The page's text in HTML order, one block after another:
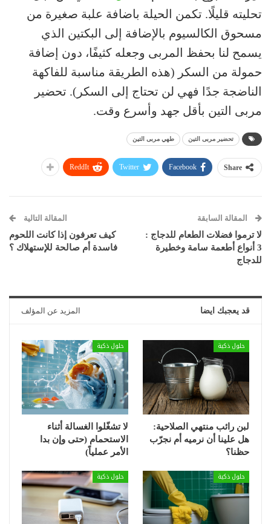
تحليته قليلًا. تكمن الحيلة باضافة علبة صغيرة من
مسحوق الكالسيوم بالإضافة إلى البكتين الذي
يسمح لنا بحفظ المربى وجعله كثيفًا، دون إضافة
حمولة من السكر (هذه الطريقة مناسبة للفاكهة
الناضجة جدًا فهي لن تحتاج إلى السكر). تحضير
مربى التين بأقل جهد وأسرع وقت.
تحضير مربى التين طهي مربى التين
Share
Facebook
Twitter
ReddIt
المقالة السابقة
لا ترموا فضلات الطعام للدجاج :
3 أنواع أطعمة سامة وخطيرة
للدجاج
المقالة التالية
كيف تعرفون إذا كانت اللحوم
فاسدة أم صالحة للإستهلاك ؟
قد يعجبك ايضا المزيد عن المؤلف
حلول ذكية
لبن رائب منتهي الصلاحية:
هل علينا أن نرميه أم نجرّب
حظنا؟
حلول ذكية
لا تشغّلوا الغسالة أثناء
الاستحمام (حتى وإن بدا
الأمر عملياً)
حلول ذكية حلول ذكية